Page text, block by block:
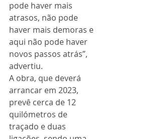
pode haver mais
atrasos, não pode
haver mais demoras e
aqui não pode haver
novos passos atrás”,
advertiu.
A obra, que deverá
arrancar em 2023,
prevê cerca de 12
quilómetros de
traçado e duas